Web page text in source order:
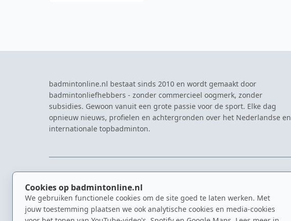
Cookies op badmintonline.nl
We gebruiken functionele cookies om de site goed te laten werken. Met
jouw toestemming plaatsen we ook analytische cookies en media-cookies
badmintonline.nl bestaat sinds 2010 en wordt gemaakt door
badmintonliefhebbers - zonder commercieel oogmerk, zonder
subsidies. Gewoon vanuit een grote passie voor de sport. Elke dag
opnieuw nieuws, profielen en achtergronden over het Nederlandse en
internationale topbadminton.
Nieuws
Kennisbank
Spelers
Eredivisie
NK Badminton
Dutch Open